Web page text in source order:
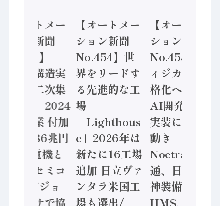
【オートメー
ション新聞
No.455】
「経済構造実
態調査二次集
計結果」2024
年製造業 付加
価値額86兆円
/ 三菱電機と
ソニーセミコ
ン AIビジョ
ンセンサで協
【オートメー
ション新聞
No.454】世
界をリードす
る先進的な工
場
「Lighthous
e」2026年は
新たに16工場
追加 日立ヴァ
ンタラ米国工
場も選出/
【オートメー
ション新聞
No.453】フ
ィジカルAI本
格化へ 国産
AI開発や社会
実装に活発な
動き
Noetra、富士
通、日立 / 兵
神装備 ×
HMS、老舗